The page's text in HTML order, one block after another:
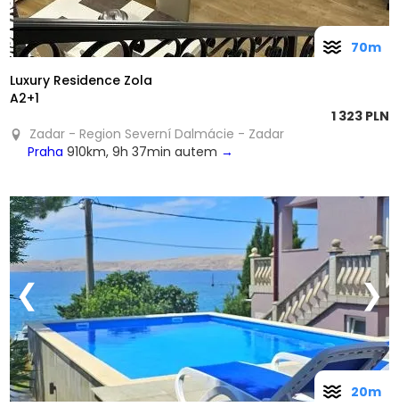
Luxury Residence Zola
A2+1
1 323 PLN
Zadar - Region Severní Dalmácie - Zadar
Praha 910km, 9h 37min autem →
70m
❮ ❯
20m